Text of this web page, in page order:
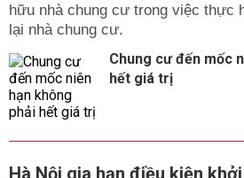
hữu nhà chung cư trong việc thực
lại nhà chung cư.
Chung cư đến mốc
hết giá trị
Hà Nội gia hạn điều kiện